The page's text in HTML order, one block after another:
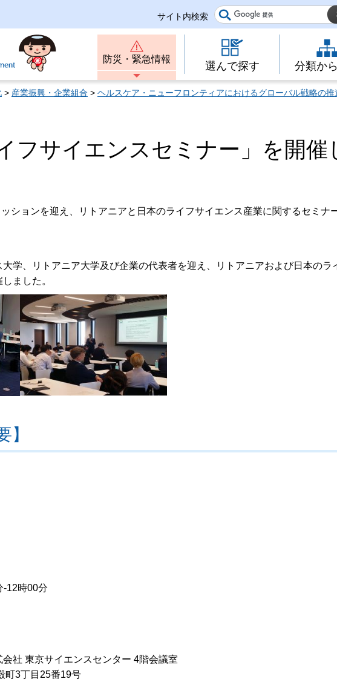
サイト内検索
防災・緊急情報
選んで探す 分類か
> 産業振興・企業組合 > ヘルスケア・ニューフロンティアにおけるグローバル戦略の推
フサイエンスセミナー」を開催
ションを迎え、リトアニアと日本のライフサイエンス産業に関するセミナ
学、リトアニア大学及び企業の代表者を迎え、リトアニアおよび日本のラ
ました。
】
-12時00分
社 東京サイエンスセンター 4階会議室
町3丁目25番19号